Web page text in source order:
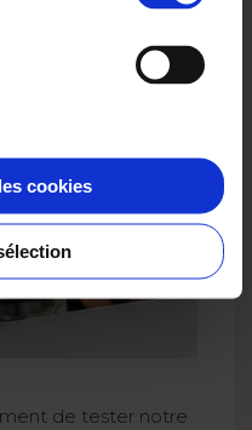
cookies
en pages, arrière-
libre cours à votre
choses!
de tester notre